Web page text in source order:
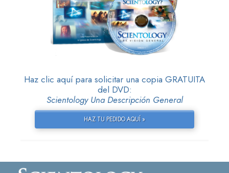
Haz clic aquí para solicitar una copia GRATUITA
del DVD:
Scientology Una Descripción General
HAZ TU PEDIDO AQUÍ »